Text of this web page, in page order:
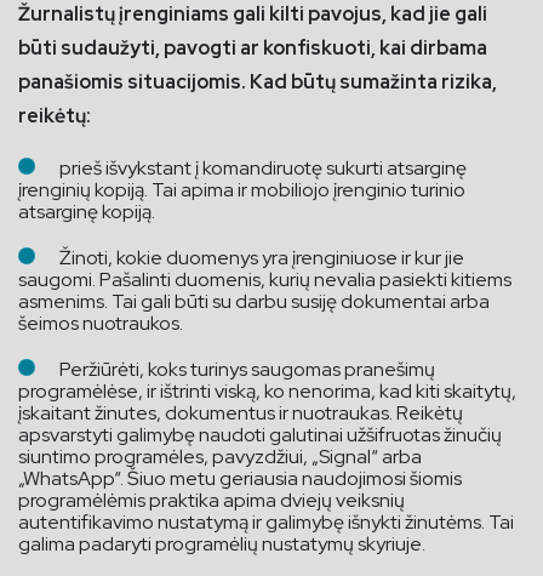
Žurnalistų įrenginiams gali kilti pavojus, kad jie gali
būti sudaužyti, pavogti ar konfiskuoti, kai dirbama
panašiomis situacijomis. Kad būtų sumažinta rizika,
reikėtų:
prieš išvykstant į komandiruotę sukurti atsarginę
įrenginių kopiją. Tai apima ir mobiliojo įrenginio turinio
atsarginę kopiją.
Žinoti, kokie duomenys yra įrenginiuose ir kur jie
saugomi. Pašalinti duomenis, kurių nevalia pasiekti kitiems
asmenims. Tai gali būti su darbu susiję dokumentai arba
šeimos nuotraukos.
Peržiūrėti, koks turinys saugomas pranešimų
programėlėse, ir ištrinti viską, ko nenorima, kad kiti skaitytų,
įskaitant žinutes, dokumentus ir nuotraukas. Reikėtų
apsvarstyti galimybę naudoti galutinai užšifruotas žinučių
siuntimo programėles, pavyzdžiui, „Signal“ arba
„WhatsApp“. Šiuo metu geriausia naudojimosi šiomis
programėlėmis praktika apima dviejų veiksnių
autentifikavimo nustatymą ir galimybę išnykti žinutėms. Tai
galima padaryti programėlių nustatymų skyriuje.